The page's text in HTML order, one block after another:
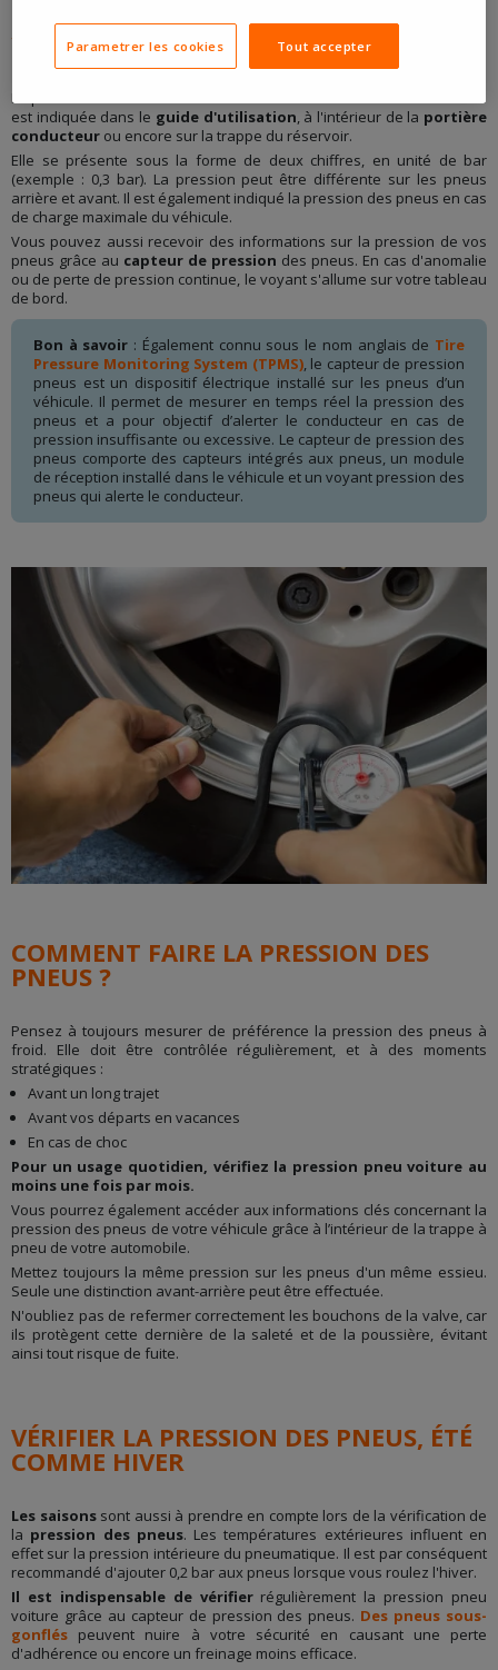
OÙ TROUVER LA PRESSION DES PNEUS
?
La pression recommandée varie selon votre modèle de véhicule. Elle
est indiquée dans le guide d'utilisation, à l'intérieur de la portière
conducteur ou encore sur la trappe du réservoir.
Elle se présente sous la forme de deux chiffres, en unité de bar
(exemple : 0,3 bar). La pression peut être différente sur les pneus
arrière et avant. Il est également indiqué la pression des pneus en cas
de charge maximale du véhicule.
Vous pouvez aussi recevoir des informations sur la pression de vos
pneus grâce au capteur de pression des pneus. En cas d'anomalie
ou de perte de pression continue, le voyant s'allume sur votre tableau
de bord.
Bon à savoir : Également connu sous le nom anglais de Tire
Pressure Monitoring System (TPMS), le capteur de pression
pneus est un dispositif électrique installé sur les pneus d’un
véhicule. Il permet de mesurer en temps réel la pression des
pneus et a pour objectif d’alerter le conducteur en cas de
pression insuffisante ou excessive. Le capteur de pression des
pneus comporte des capteurs intégrés aux pneus, un module
de réception installé dans le véhicule et un voyant pression des
pneus qui alerte le conducteur.
COMMENT FAIRE LA PRESSION DES
PNEUS ?
Pensez à toujours mesurer de préférence la pression des pneus à
froid. Elle doit être contrôlée régulièrement, et à des moments
stratégiques :
Avant un long trajet
Avant vos départs en vacances
En cas de choc
Pour un usage quotidien, vérifiez la pression pneu voiture au
moins une fois par mois.
Vous pourrez également accéder aux informations clés concernant la
pression des pneus de votre véhicule grâce à l’intérieur de la trappe à
pneu de votre automobile.
Mettez toujours la même pression sur les pneus d'un même essieu.
Seule une distinction avant-arrière peut être effectuée.
N'oubliez pas de refermer correctement les bouchons de la valve, car
ils protègent cette dernière de la saleté et de la poussière, évitant
ainsi tout risque de fuite.
VÉRIFIER LA PRESSION DES PNEUS, ÉTÉ
COMME HIVER
Les saisonssont aussi à prendre en compte lors de la vérification de
la pression des pneus. Les températures extérieures influent en
effet sur la pression intérieure du pneumatique. Il est par conséquent
recommandé d'ajouter 0,2 bar aux pneus lorsque vous roulez l'hiver.
Il est indispensable de vérifierrégulièrement la pression pneu
voiture grâce au capteur de pression des pneus. Des pneus sous-
gonflés peuvent nuire à votre sécurité en causant une perte
d'adhérence ou encore un freinage moins efficace.
Parametrer les cookies Tout accepter